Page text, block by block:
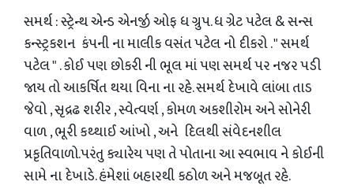
સમર્થ : સ્ટ્રેન્થ એન્ડ એનર્જી ઓફ ધ ગ્રુપ. ધ ગ્રેટ પટેલ & સન્સ
કન્સ્ટ્રકશન કંપની ના માલીક વસંત પટેલ નો દીકરો . " સમર્થ
પટેલ " . કોઈ પણ છોકરી ની ભૂલ માં પણ સમર્થ પર નજર પડી
જાય તો આકર્ષિત થયા વિના ના રહે. સમર્થ દેખાવે લાંબા તાડ
જેવો , સૃદ્રઢ શરીર , સ્વેત્વર્ણ , કોમળ અકશીરોમ અને સોનેરી
વાળ , ભૂરી કથ્થાઈ આંખો , અને દિલથી સંવેદનશીલ
પ્રકૃતિવાળો.પરંતુ ક્યારેય પણ તે પોતાના આ સ્વભાવ ને કોઈની
સામે ના દેખાડે. હંમેશાં બહારથી કઠોળ અને મજબૂત રહે.